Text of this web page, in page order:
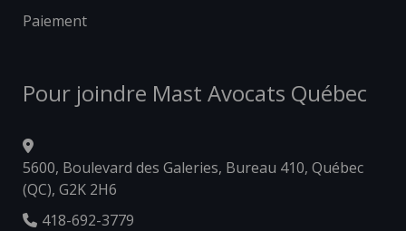
Paiement
Pour joindre Mast Avocats Québec
5600, Boulevard des Galeries, Bureau 410, Québec
(QC), G2K 2H6
418-692-3779